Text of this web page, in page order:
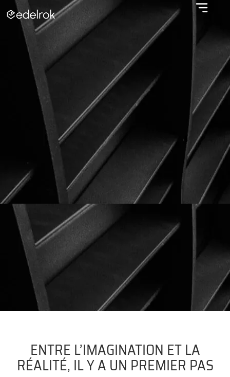
ENTRE L’IMAGINATION ET LA
RÉALITÉ, IL Y A UN PREMIER PAS